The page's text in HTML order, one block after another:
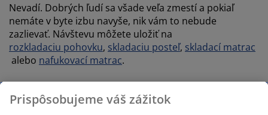
Nevadí. Dobrých ľudí sa všade veľa zmestí a pokiaľ
nemáte v byte izbu navyše, nik vám to nebude
zazlievať. Návštevu môžete uložiť na
rozkladaciu pohovku, skladaciu posteľ, skladací matrac
alebo nafukovací matrac.
Prispôsobujeme váš zážitok